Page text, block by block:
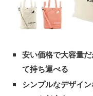
安い価格で大容量
て持ち運べる
シンプルなデザイ